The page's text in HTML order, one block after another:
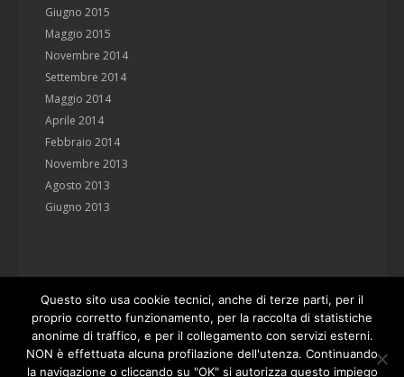
Giugno 2015
Maggio 2015
Novembre 2014
Settembre 2014
Maggio 2014
Aprile 2014
Febbraio 2014
Novembre 2013
Agosto 2013
Giugno 2013
Studio Manenti Valli
Questo sito usa cookie tecnici, anche di terze parti, per il
proprio corretto funzionamento, per la raccolta di statistiche
anonime di traffico, e per il collegamento con servizi esterni.
NON è effettuata alcuna profilazione dell'utenza. Continuando
la navigazione o cliccando su "OK" si autorizza questo impiego